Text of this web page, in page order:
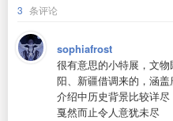
3 条评论
sophiafrost
很有意思的小特展，文
阳、新疆借调来的，涵
介绍中历史背景比较详
戛然而止令人意犹未尽